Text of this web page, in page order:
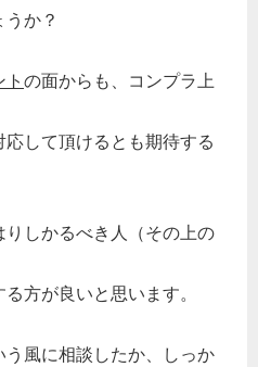
か？
の面からも、コンプラ上
して頂けるとも期待する
しかるべき人（その上の
方が良いと思います。
風に相談したか、しっか